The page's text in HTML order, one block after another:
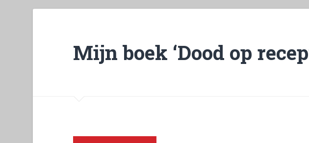
Mijn boek ‘Dood op